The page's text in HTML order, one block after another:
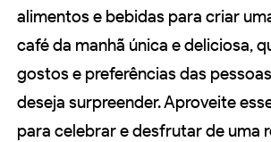
alimentos e bebidas para criar
café da manhã única e deliciosa,
gostos e preferências das
deseja surpreender. Aproveite
para celebrar e desfrutar de uma